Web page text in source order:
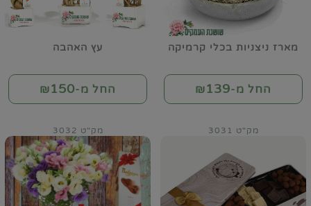
מארז ניצניות בכלי קרמיקה
החל מ-₪139
עץ האהבה
החל מ-₪150
מק"ט 3031 מק"ט 3032